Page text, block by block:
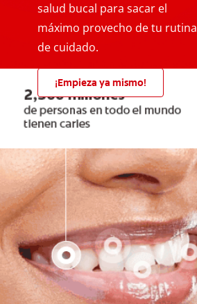
salud bucal para sacar el
máximo provecho de tu rutina
de cuidado.
¡Empieza ya mismo!